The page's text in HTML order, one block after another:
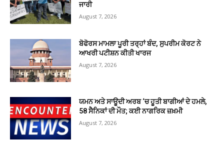
ਜਾਰੀ
August 7, 2026
ਬੋਫੋਰਸ ਮਾਮਲਾ ਪੂਰੀ ਤਰ੍ਹਾਂ ਬੰਦ, ਸੁਪਰੀਮ ਕੋਰਟ ਨੇ
ਆਖਰੀ ਪਟੀਸ਼ਨ ਕੀਤੀ ਖਾਰਜ
August 7, 2026
ਯਮਨ ਅਤੇ ਸਾਊਦੀ ਅਰਬ ‘ਚ ਹੂਤੀ ਬਾਗੀਆਂ ਦੇ ਹਮਲੇ,
58 ਸੈਨਿਕਾਂ ਦੀ ਮੌਤ; ਕਈ ਨਾਗਰਿਕ ਜ਼ਖ਼ਮੀ
August 7, 2026